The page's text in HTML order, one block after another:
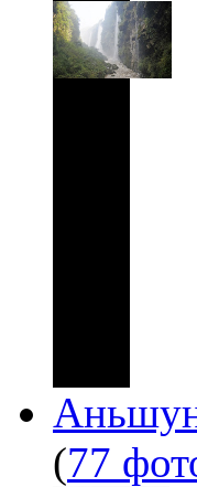
(77